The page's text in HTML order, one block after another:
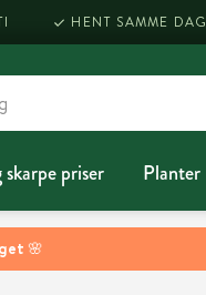
🌸
HENT SAMME DAG
priser Planter